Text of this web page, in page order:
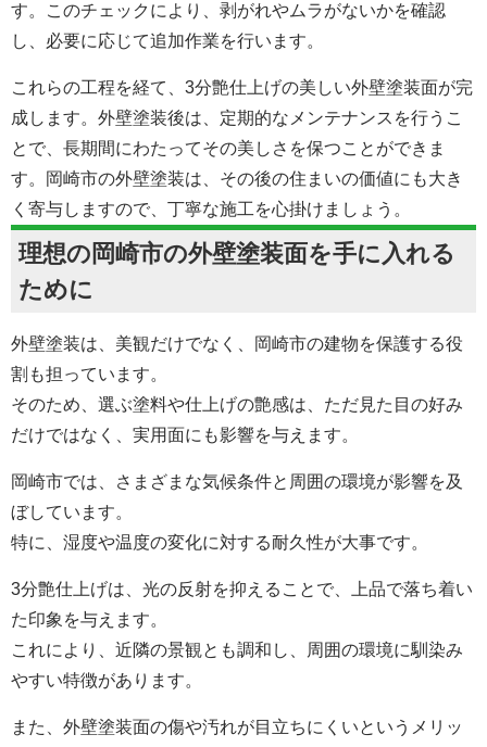
す。このチェックにより、剥がれやムラがないかを確認
し、必要に応じて追加作業を行います。
これらの工程を経て、3分艶仕上げの美しい外壁塗装面が完
成します。 外壁塗装後は、定期的なメンテナンスを行うこ
とで、長期間にわたってその美しさを保つことができま
す。岡崎市の外壁塗装は、その後の住まいの価値にも大き
く寄与しますので、丁寧な施工を心掛けましょう。
理想の岡崎市の外壁塗装面を手に入れる
ために
外壁塗装は、美観だけでなく、岡崎市の建物を保護する役
割も担っています。
そのため、選ぶ塗料や仕上げの艶感は、ただ見た目の好み
だけではなく、実用面にも影響を与えます。
岡崎市では、さまざまな気候条件と周囲の環境が影響を及
ぼしています。
特に、湿度や温度の変化に対する耐久性が大事です。
3分艶仕上げは、光の反射を抑えることで、上品で落ち着い
た印象を与えます。
これにより、近隣の景観とも調和し、周囲の環境に馴染み
やすい特徴があります。
また、外壁塗装面の傷や汚れが目立ちにくいというメリッ